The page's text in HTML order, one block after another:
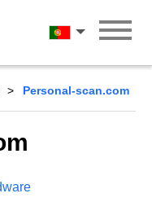
Português
Personal-scan.com